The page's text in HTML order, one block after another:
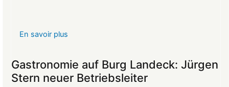
En savoir plus
der
Mitgliederversammlung
vom
Gastronomie auf Burg Landeck: Jürgen
Stern neuer Betriebsleiter